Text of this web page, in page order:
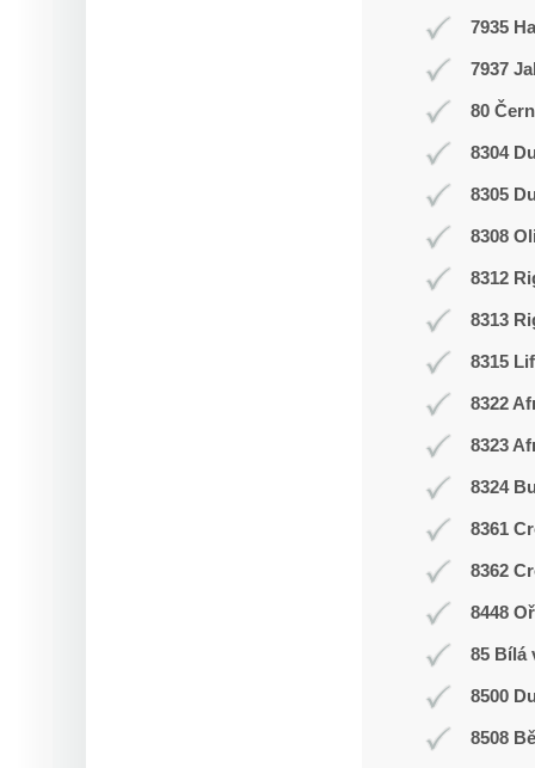
7935
7937
80
8304
8305
8308
8312
8313
8315
8322
8323
8324
8361
8362
8448
85 Bílá
8500
8508